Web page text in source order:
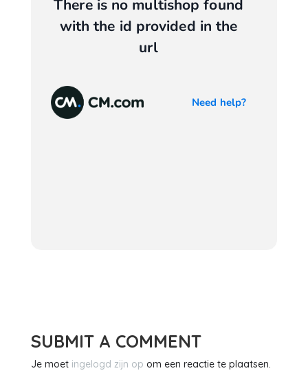
SUBMIT A COMMENT
Je moet ingelogd zijn op om een reactie te plaatsen.